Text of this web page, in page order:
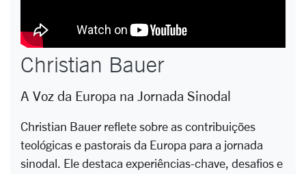
Christian Bauer
A Voz da Europa na Jornada Sinodal
Christian Bauer reflete sobre as contribuições
teológicas e pastorais da Europa para a jornada
sinodal. Ele destaca experiências-chave, desafios e